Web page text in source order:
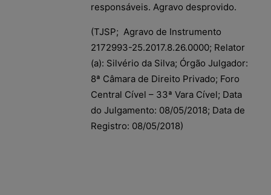
responsáveis. Agravo desprovido.
(TJSP; Agravo de Instrumento
2172993-25.2017.8.26.0000; Relator
(a): Silvério da Silva; Órgão Julgador:
8ª Câmara de Direito Privado; Foro
Central Cível – 33ª Vara Cível; Data
do Julgamento: 08/05/2018; Data de
Registro: 08/05/2018)